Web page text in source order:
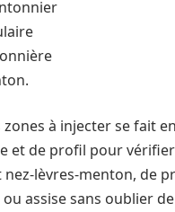
zones à injecter se fait
et de profil pour
­lèvres­-menton, de
assise sans oublier